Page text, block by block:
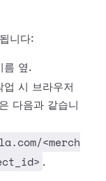
니다:
름 옆.
업 시 브라우저
다음과 같습니
<merch
.